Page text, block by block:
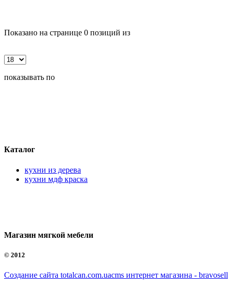
Показано на странице 0 позиций из
показывать по
Каталог
кухни из дерева
кухни мдф краска
Магазин мягкой мебели
© 2012
Создание сайта totalcan.com.uacms интернет магазина - bravosell